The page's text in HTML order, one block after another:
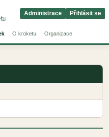
O kroketu Organizace
Administrace Přihlásit se